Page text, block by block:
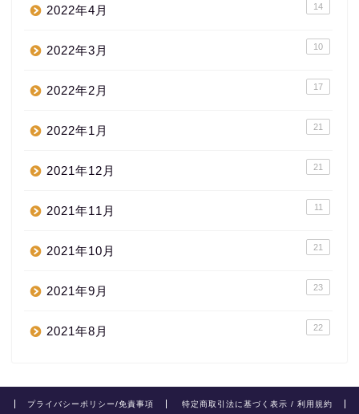
2022年4月 14
2022年3月 10
2022年2月 17
2022年1月 21
2021年12月 21
2021年11月 11
2021年10月 21
2021年9月 23
2021年8月 22
プライバシーポリシー/免責事項 特定商取引法に基づく表示 / 利用規約